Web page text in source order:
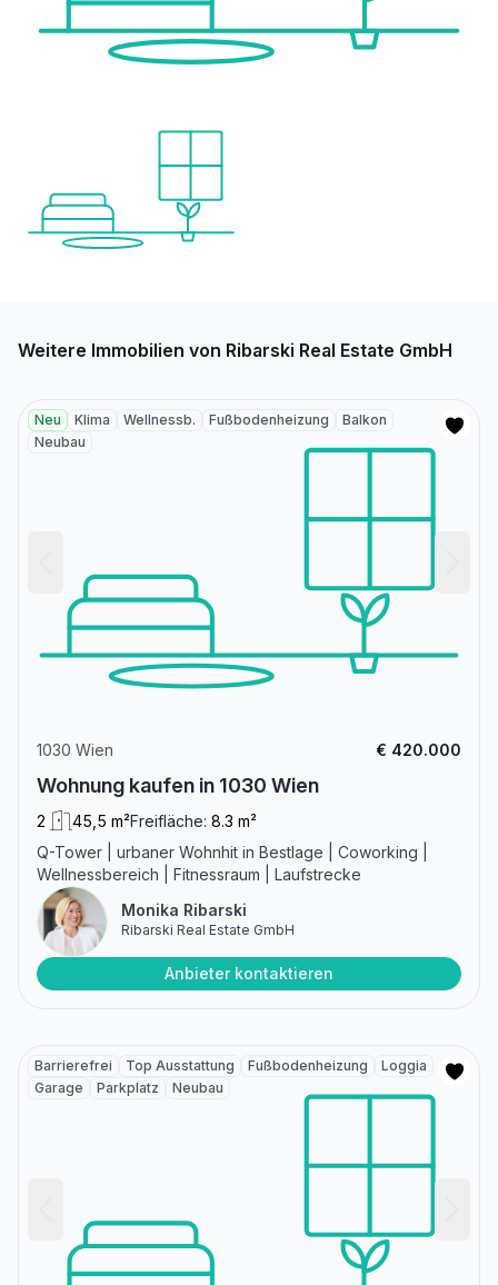
Weitere Immobilien von Ribarski Real Estate GmbH
Neu Klima Wellnessb. Fußbodenheizung
Balkon
Neubau
1030 Wien € 420.000
Wohnung kaufen in 1030 Wien
2 45,5 m²Freifläche: 8.3 m²
Q-Tower | urbaner Wohnhit in Bestlage | Coworking |
Wellnessbereich | Fitnessraum | Laufstrecke
Monika Ribarski
Ribarski Real Estate GmbH
Anbieter kontaktieren
Barrierefrei Top Ausstattung Fußbodenheizung
Loggia
Garage
Parkplatz Neubau